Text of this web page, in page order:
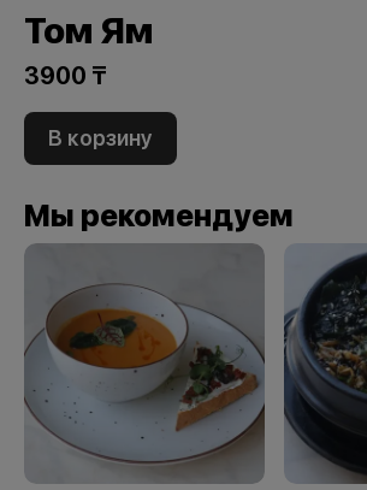
Том Ям
3900 ₸
В корзину
Мы рекомендуем